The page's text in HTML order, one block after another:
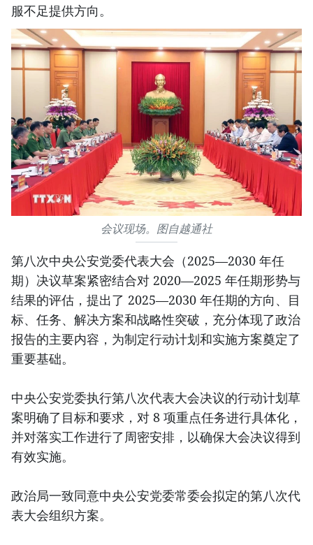
服不足提供方向。
会议现场。图自越通社
第八次中央公安党委代表大会（2025—2030 年任
期）决议草案紧密结合对 2020—2025 年任期形势与
结果的评估，提出了 2025—2030 年任期的方向、目
标、任务、解决方案和战略性突破，充分体现了政治
报告的主要内容，为制定行动计划和实施方案奠定了
重要基础。
中央公安党委执行第八次代表大会决议的行动计划草
案明确了目标和要求，对 8 项重点任务进行具体化，
并对落实工作进行了周密安排，以确保大会决议得到
有效实施。
政治局一致同意中央公安党委常委会拟定的第八次代
表大会组织方案。